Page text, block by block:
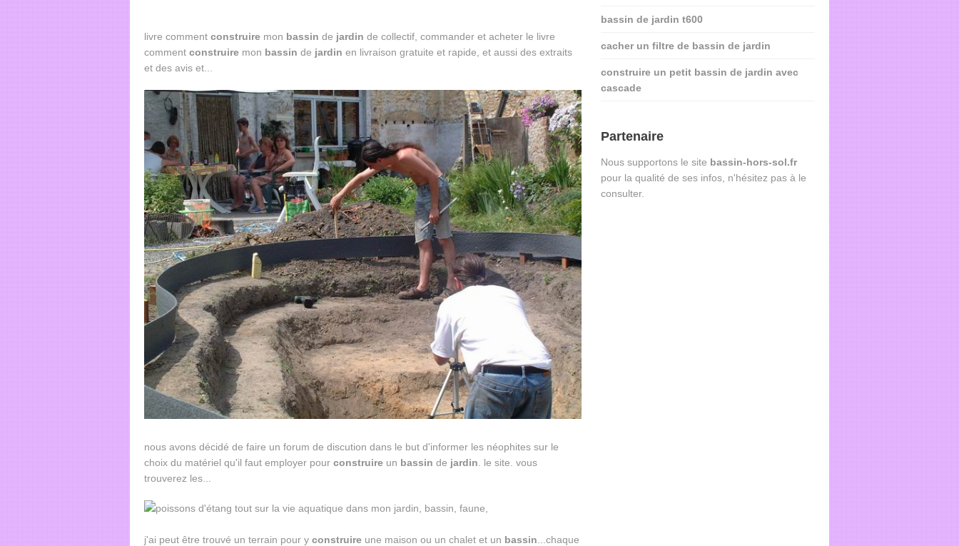
livre comment construiremon bassin de jardin de collectif, commander et acheter le livre
comment construiremon bassin de jardin en livraison gratuite et rapide, et aussi des extraits
et des avis et...
nous avons décidé de faire un forum de discution dans le but d'informer les néophites sur le
choix du matériel qu'il faut employer pour construireun bassin de jardin . le site. vous
trouverez les...
j'ai peut être trouvé un terrain pour y construireune maison ou un chalet et un bassin ...chaque
bassin de jardin t600
cacher un filtre de bassin de jardin
construire un petit bassin de jardin avec
cascade
Partenaire
Nous supportons le site bassin-hors-sol.fr
pour la qualité de ses infos, n'hésitez pas à le
consulter.